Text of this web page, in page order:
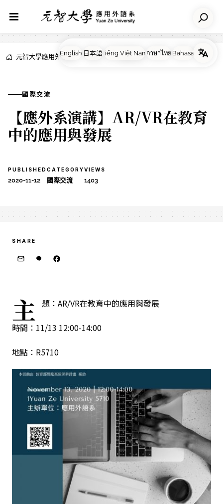
元智大學應用外語系 NEWS 國際交流
國際交流
【應外系演講】AR/VR在教育
中的應用與發展
PUBLISHED
2020-11-12
CATEGORY
國際交流
VIEWS
1403
SHARE
主 題：AR/VR在教育中的應用與發展
時間：11/13 12:00-14:00
地點：R5710